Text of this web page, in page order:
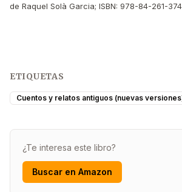
de Raquel Solà Garcia; ISBN: 978-84-261-
ETIQUETAS
Cuentos y relatos antiguos (nuevas
¿Te interesa este libro?
Buscar en Amazon